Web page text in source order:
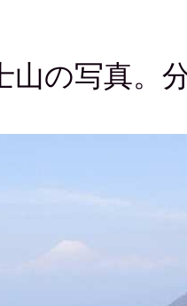
山の写真。